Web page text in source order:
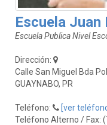
Escuela Juan
Escuela Publica Nivel
Dirección:
Calle San Miguel Bda
GUAYNABO, PR
Teléfono:
[ver
Teléfono Alterno / Fax: